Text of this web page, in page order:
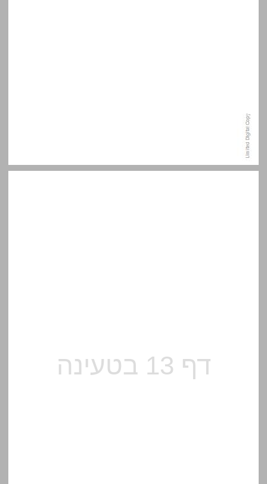
מבוא ... 13